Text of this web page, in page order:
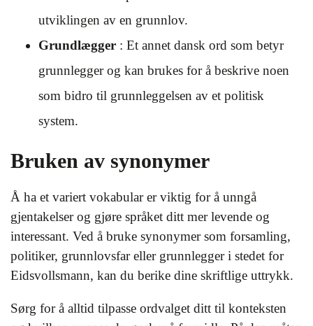
utviklingen av en grunnlov.
Grundlægger : Et annet dansk ord som betyr
grunnlegger og kan brukes for å beskrive noen
som bidro til grunnleggelsen av et politisk
system.
Bruken av synonymer
Å ha et variert vokabular er viktig for å unngå
gjentakelser og gjøre språket ditt mer levende og
interessant. Ved å bruke synonymer som forsamling,
politiker, grunnlovsfar eller grunnlegger i stedet for
Eidsvollsmann, kan du berike dine skriftlige uttrykk.
Sørg for å alltid tilpasse ordvalget ditt til konteksten